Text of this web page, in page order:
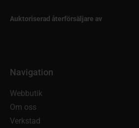
Auktoriserad återförsäljare av
Navigation
Webbutik
Om oss
Verkstad